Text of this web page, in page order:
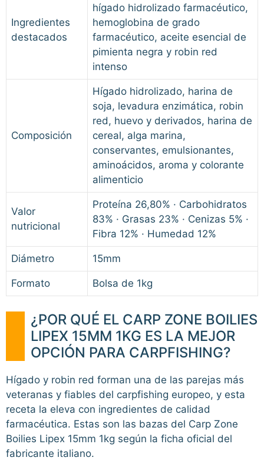
Ingredientes
destacados
hígado hidrolizado farmacéutico,
hemoglobina de grado
farmacéutico, aceite esencial de
pimienta negra y robin red
intenso
Composición
Hígado hidrolizado, harina de
soja, levadura enzimática, robin
red, huevo y derivados, harina de
cereal, alga marina,
conservantes, emulsionantes,
aminoácidos, aroma y colorante
alimenticio
Valor
nutricional
Proteína 26,80% · Carbohidratos
83% · Grasas 23% · Cenizas 5% ·
Fibra 12% · Humedad 12%
Diámetro 15mm
Formato Bolsa de 1kg
¿POR QUÉ EL CARP ZONE BOILIES
LIPEX 15MM 1KG ES LA MEJOR
OPCIÓN PARA CARPFISHING?
Hígado y robin red forman una de las parejas más
veteranas y fiables del carpfishing europeo, y esta
receta la eleva con ingredientes de calidad
farmacéutica. Estas son las bazas del Carp Zone
Boilies Lipex 15mm 1kg según la ficha oficial del
fabricante italiano.